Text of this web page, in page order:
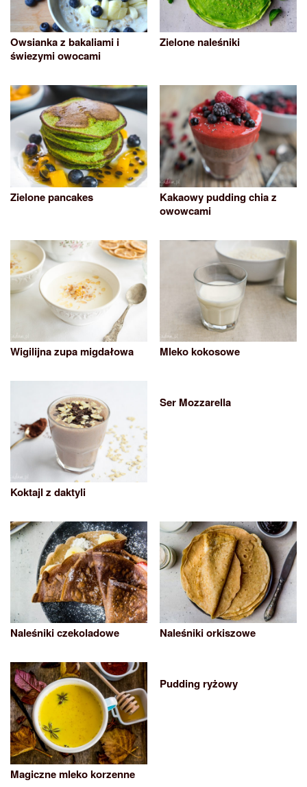
Owsianka z bakaliami i
świezymi owocami
Zielone naleśniki
Zielone pancakes
Kakaowy pudding chia z
owowcami
Wigilijna zupa migdałowa Mleko kokosowe
Koktajl z daktyli
Ser Mozzarella
Naleśniki czekoladowe Naleśniki orkiszowe
Magiczne mleko korzenne
Pudding ryżowy